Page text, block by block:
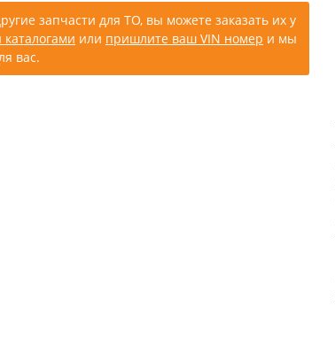
запчасти для ТО, вы можете заказать их у
или пришлите ваш VIN номер и мы
вас.